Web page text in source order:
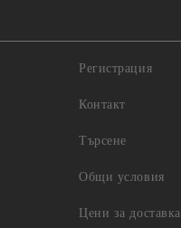
Регистрация
Контакт
Търсене
Общи условия
Цени за доставка